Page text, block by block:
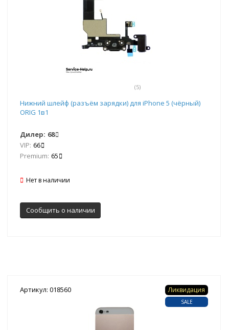
(5)
Нижний шлейф (разъём зарядки) для iPhone 5 (чёрный)
ORIG 1в1
Дилер: 68
VIP: 66
Premium: 65
Нет в наличии
Сообщить о наличии
Артикул: 018560 Ликвидация
SALE